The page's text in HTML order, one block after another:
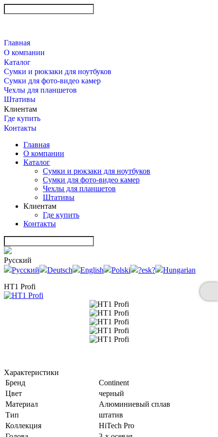
Главная
О компании
Каталог
Сумки и рюкзаки для ноутбуков
Сумки для фото-видео камер
Чехлы для планшетов
Штативы
Клиентам
Где купить
Контакты
Главная
О компании
Каталог
Сумки и рюкзаки для ноутбуков
Сумки для фото-видео камер
Чехлы для планшетов
Штативы
Клиентам
Где купить
Контакты
Русский
Русский
Deutsch English Polski ?esk?
Hungarian
HT1 Profi
Характеристики
Бренд
Continent
Цвет
черный
Материал
Алюминиевый сплав
Тип
штатив
Коллекция
HiTech Pro